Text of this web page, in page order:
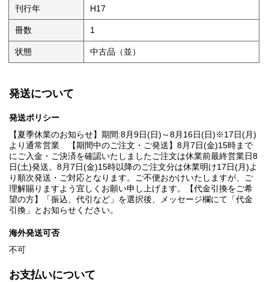
刊行年 H17
冊数 1
状態 中古品（並）
発送について
発送ポリシー
【夏季休業のお知らせ】期間:8月9日(日)～8月16日(日)※17日(月)
より通常営業 【期間中のご注文・ご発送】8月7日(金)15時まで
にご入金・ご決済を確認いたしましたご注文は休業前最終営業日8
日(土)発送。8月7日(金)15時以降のご注文分は休業明け17日(月)よ
り順次発送・ご対応となります。ご不便おかけいたしますが、ご
理解賜りますよう宜しくお願い申し上げます。【代金引換をご希
望の方】「振込、代引など」を選択後、メッセージ欄にて「代金
引換」とお知らせください。
海外発送可否
不可
お支払いについて